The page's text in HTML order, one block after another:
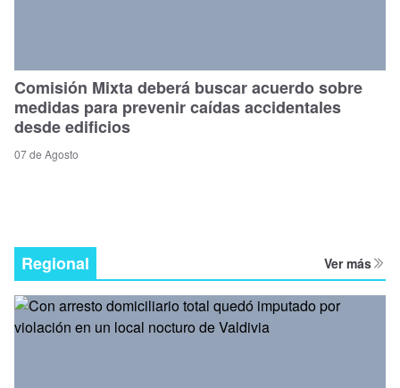
Comisión Mixta deberá buscar acuerdo sobre
medidas para prevenir caídas accidentales
desde edificios
07 de Agosto
Regional Ver más